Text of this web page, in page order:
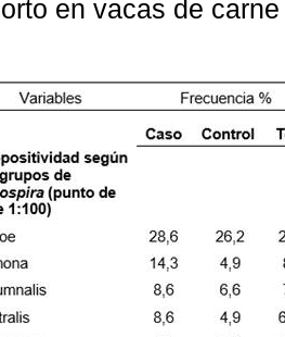
en vacas de